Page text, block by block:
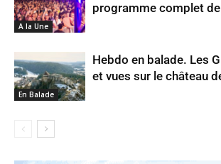
A la Une
programme complet
En Balade
Hebdo en balade. Les
et vues sur le château